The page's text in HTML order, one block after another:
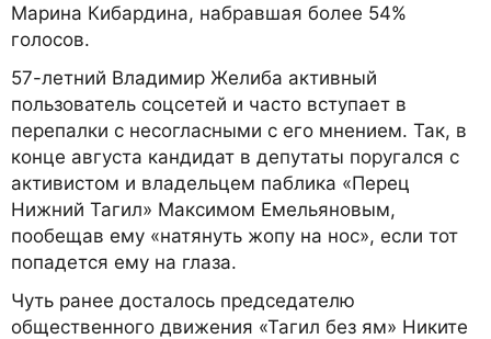
Марина Кибардина, набравшая более 54%
голосов.
57-летний Владимир Желиба активный
пользователь соцсетей и часто вступает в
перепалки с несогласными с его мнением. Так, в
конце августа кандидат в депутаты поругался с
активистом и владельцем паблика «Перец
Нижний Тагил» Максимом Емельяновым,
пообещав ему «натянуть жопу на нос», если тот
попадется ему на глаза.
Чуть ранее досталось председателю
общественного движения «Тагил без ям» Никите